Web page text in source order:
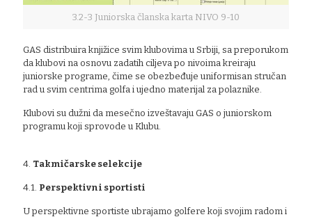
3.2-3 Juniorska članska karta NIVO 9-10
GAS distribuira knjižice svim klubovima u Srbiji, sa preporukom
da klubovi na osnovu zadatih ciljeva po nivoima kreiraju
juniorske programe, čime se obezbeđuje uniformisan stručan
rad u svim centrima golfa i ujedno materijal za polaznike.
Klubovi su dužni da mesečno izveštavaju GAS o juniorskom
programu koji sprovode u Klubu.
4. Takmičarske selekcije
4.1. Perspektivni sportisti
U perspektivne sportiste ubrajamo golfere koji svojim radom i